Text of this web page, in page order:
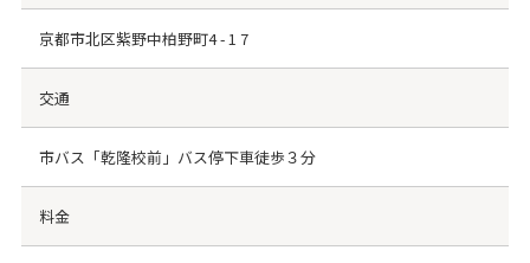
京都市北区紫野中柏野町4 - 1 7
交通
市バス「乾隆校前」バス停下車徒歩３分
料金